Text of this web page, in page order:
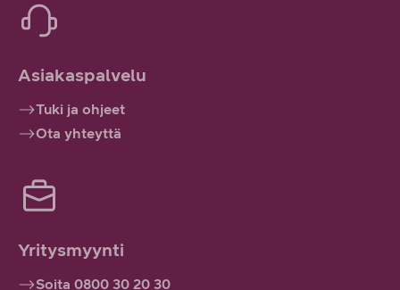
Asiakaspalvelu
Tuki ja ohjeet
Ota yhteyttä
Yritysmyynti
Soita 0800 30 20 30